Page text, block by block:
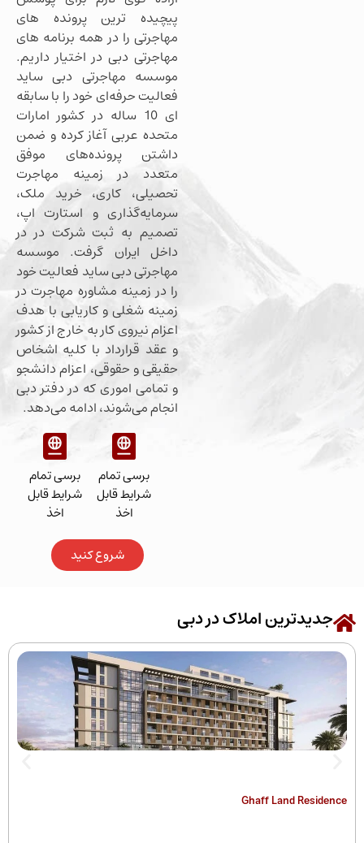
پیچیده ترین پرونده های
مهاجرتی را در همه برنامه های
مهاجرتی دبی در اختیار داریم.
موسسه مهاجرتی دبی ساید
فعالیت حرفه‌ای خود را با سابقه
ای 10 ساله در کشور امارات
متحده عربی آغاز کرده و ضمن
داشتن پرونده‌های موفق
متعدد در زمینه مهاجرت
تحصیلی، کاری، خرید ملک،
سرمایه‌گذاری و استارت اپ،
تصمیم به ثبت شرکت در در
داخل ایران گرفت. موسسه
مهاجرتی دبی ساید فعالیت خود
را در زمینه مشاوره مهاجرت در
زمینه شغلی و کاریابی با هدف
اعزام نیروی کار به خارج از کشور
و عقد قرارداد با کلیه اشخاص
حقیقی و حقوقی، اعزام دانشجو
و تمامی اموری که در دفتر دبی
انجام می‌شوند، ادامه می‌دهد.
برسی تمام
شرایط قابل
اخذ
شروع کنید
املاک در دبی
Ghaff